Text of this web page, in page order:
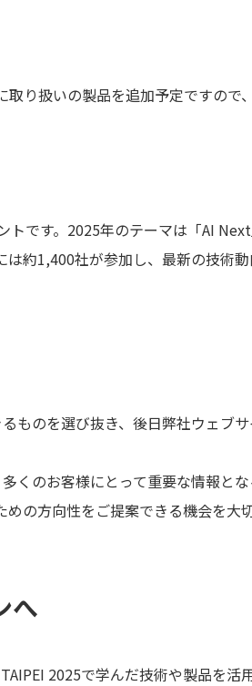
り扱いの製品を追加予定ですので
です。2025年のテーマは「AI
約1,400社が参加し、最新の技術
ものを選び抜き、後日弊社ウェブ
のお客様にとって重要な情報とな
の方向性をご提案できる機会を大切
へ
2025で学んだ技術や製品を活